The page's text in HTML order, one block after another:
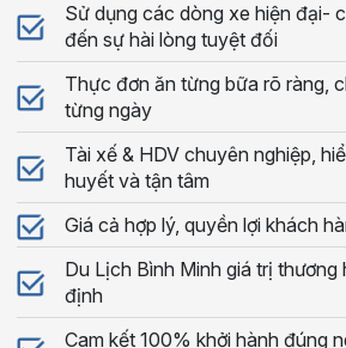
Sử dụng các dòng xe hiện đại-
đến sự hài lòng tuyệt đối
Thực đơn ăn từng bữa rõ ràng,
từng ngày
Tài xế & HDV chuyên nghiệp,
huyết và tận tâm
Giá cả hợp lý, quyền lợi khách
Du Lịch Bình Minh giá trị
định
Cam kết 100% khởi hành đúng